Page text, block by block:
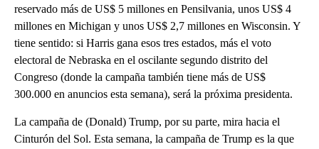
reservado más de US$ 5 millones en Pensilvania, unos US$ 4
millones en Michigan y unos US$ 2,7 millones en Wisconsin. Y
tiene sentido: si Harris gana esos tres estados, más el voto
electoral de Nebraska en el oscilante segundo distrito del
Congreso (donde la campaña también tiene más de US$
300.000 en anuncios esta semana), será la próxima presidenta.
La campaña de (Donald) Trump, por su parte, mira hacia el
Cinturón del Sol. Esta semana, la campaña de Trump es la que